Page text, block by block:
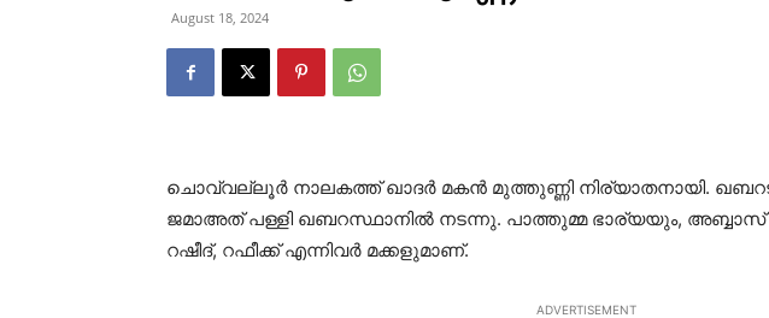
August 18, 2024
ചൊവ്വല്ലൂര്‍ നാലകത്ത് ഖാദര്‍ മകന്‍ മുത്തുണ്ണി നിര്യാതനായി.
ജമാഅത് പള്ളി ഖബറസ്ഥാനില്‍ നടന്നു. പാത്തുമ്മ ഭാര്യയും, അബ്ബാസ് ,
റഷീദ്, റഫീക്ക് എന്നിവര്‍ മക്കളുമാണ്.
ADVERTISEMENT